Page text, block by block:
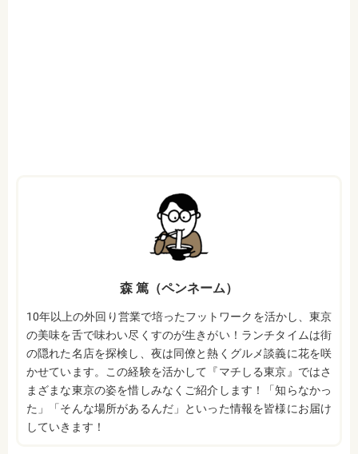
森 篤（ペンネーム）
10年以上の外回り営業で培ったフットワークを活かし、東京
の美味を舌で味わい尽くすのが生きがい！ランチタイムは街
の隠れた名店を探検し、夜は同僚と熱くグルメ談義に花を咲
かせています。この経験を活かして『マチしる東京』ではさ
まざまな東京の姿を惜しみなくご紹介します！「知らなかっ
た」「そんな場所があるんだ」といった情報を皆様にお届け
していきます！